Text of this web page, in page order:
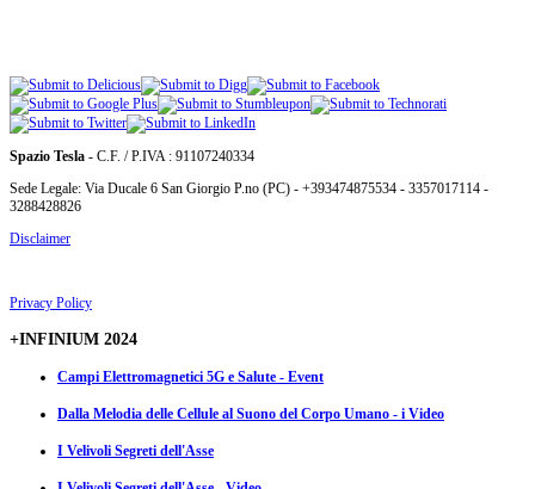
Spazio Tesla - C.F. / P.IVA : 91107240334
Sede Legale: Via Ducale 6 San Giorgio P.no (PC) - +393474875534 - 3357017114 -
3288428826
Disclaimer
Privacy Policy
+INFINIUM 2024
Campi Elettromagnetici 5G e Salute - Event
Dalla Melodia delle Cellule al Suono del Corpo Umano - i Video
I Velivoli Segreti dell'Asse